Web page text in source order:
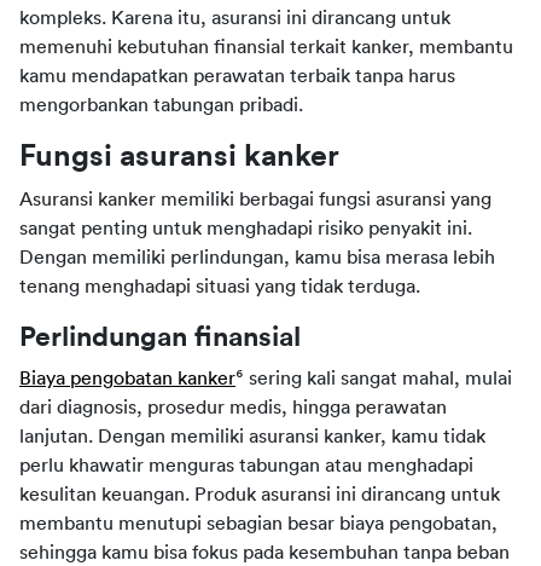
kompleks. Karena itu, asuransi ini dirancang untuk
memenuhi kebutuhan finansial terkait kanker, membantu
kamu mendapatkan perawatan terbaik tanpa harus
mengorbankan tabungan pribadi.
Fungsi asuransi kanker
Asuransi kanker memiliki berbagai fungsi asuransi yang
sangat penting untuk menghadapi risiko penyakit ini.
Dengan memiliki perlindungan, kamu bisa merasa lebih
tenang menghadapi situasi yang tidak terduga.
Perlindungan finansial
Biaya pengobatan kanker⁶ sering kali sangat mahal, mulai
dari diagnosis, prosedur medis, hingga perawatan
lanjutan. Dengan memiliki asuransi kanker, kamu tidak
perlu khawatir menguras tabungan atau menghadapi
kesulitan keuangan. Produk asuransi ini dirancang untuk
membantu menutupi sebagian besar biaya pengobatan,
sehingga kamu bisa fokus pada kesembuhan tanpa beban